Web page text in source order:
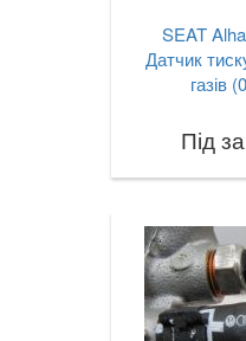
SEAT
Датчик
газів
Під